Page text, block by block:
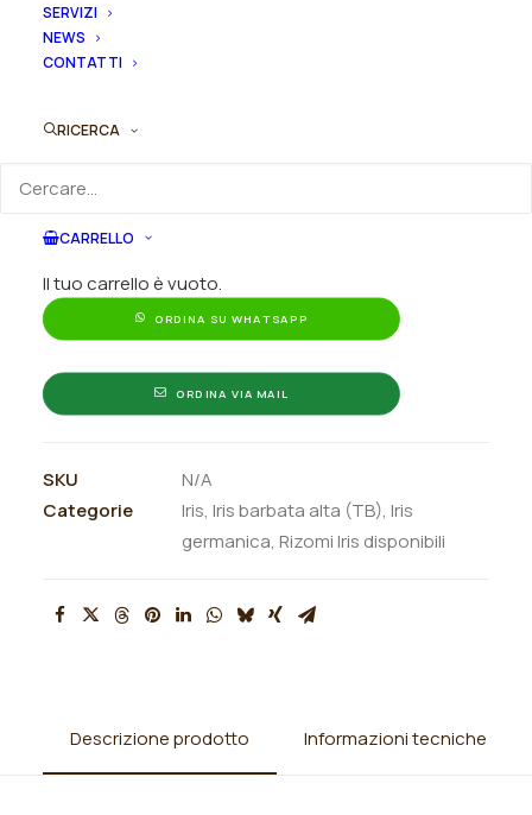
SERVIZI
NEWS
CONTATTI
RICERCA
CARRELLO
Il tuo carrello è vuoto.
"Taffeta
quantità
Puoi acquistare ora questo prodotto contattandoci e
ORDINA SU WHATSAPP
ORDINA VIA MAIL
SKU
N/A
Categorie
Iris, Iris barbata alta (TB), Iris
germanica, Rizomi Iris disponibili
Descrizione prodotto Informazioni tecniche